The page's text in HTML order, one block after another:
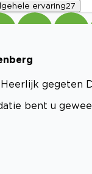
ervaring27
gegeten
bent u